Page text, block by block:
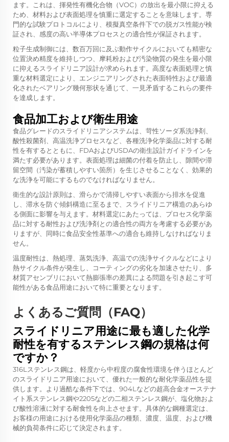
ます。これは、揮発性有機化合物（VOC）の放出を最小限に抑える
ため、材料および表面処理を慎重に選定することを意味します。専
門的な試験プロトコルにより、模擬真空条件下での脱ガス性能が検
証され、感度の高い半導体プロセスとの適合性が保証されます。
粒子生成制御には、数百万回に及ぶ動作サイクルにおいても精密な
位置決め精度を維持しつつ、摩耗粉および汚染物質の発生を最小限
に抑えるスライドリニア設計が求められます。高度な表面処理と慎
重な材料選定により、エンジニアリングされた表面特性および最適
化されたベアリング幾何形状を通じて、一見矛盾するこれらの要件
を達成します。
食品加工および衛生用途
食品グレードのスライドリニアシステムは、苛性ソーダ系洗浄剤、
酸性殺菌剤、高温洗浄プロセスなど、各種洗浄化学薬品に対する耐
性を有するとともに、FDAおよびUSDAの衛生設計ガイドラインを
満たす必要があります。表面処理は細菌の付着を防止し、隙間や滞
留空間（汚染が蓄積しやすい箇所）を生じさせることなく、効果的
な洗浄を可能にするものでなければなりません。
衛生的な設計原則は、滑らかで清掃しやすい表面から排水を促進
し、滞水を防ぐ傾斜構造に至るまで、スライドリニア構造のあらゆ
る側面に影響を与えます。材料選定にあたっては、プロセス化学薬
品に対する耐性および洗浄剤との適合性の両方を考慮する必要があ
りますが、同時に食品安全性基準への適合も維持しなければなりま
せん。
温度耐性は、熱処理、蒸気洗浄、高温での洗浄サイクルなどにより
熱サイクル条件が発生し、コーティングの劣化を加速させたり、多
材質アセンブリにおいて熱膨張率の差異による問題を引き起こす可
能性がある食品用途において特に重要となります。
よくあるご質問（FAQ）
スライドリニア用途に最も適した化学
耐性を有するステンレス鋼の規格は何
ですか？
316Lステンレス鋼は、軽度から中程度の腐食性環境を伴うほとんど
のスライドリニア用途において、優れた一般的な耐化学薬品性を提
供します。より過酷な条件下では、904Lなどの超高合金オーステナ
イト系ステンレス鋼や2205などの二相ステンレス鋼が、塩化物およ
び酸性溶液に対する耐食性を向上させます。具体的な鋼種選定は、
お客様の用途における使用化学薬品の種類、濃度、温度、および機
械的負荷条件に応じて決定されます。